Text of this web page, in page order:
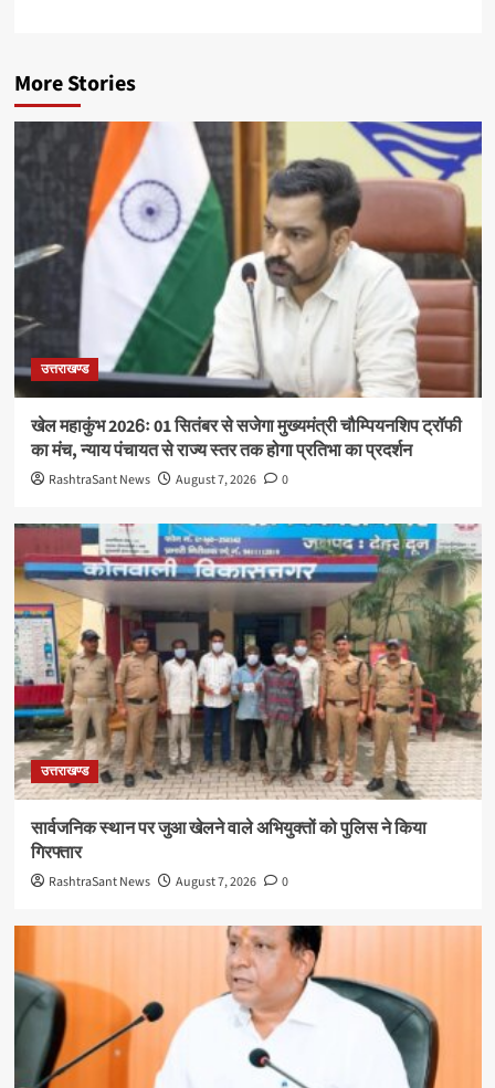
More Stories
उत्तराखण्ड
खेल महाकुंभ 2026ः 01 सितंबर से सजेगा मुख्यमंत्री चौम्पियनशिप ट्रॉफी
का मंच, न्याय पंचायत से राज्य स्तर तक होगा प्रतिभा का प्रदर्शन
RashtraSant News August 7, 2026 0
उत्तराखण्ड
सार्वजनिक स्थान पर जुआ खेलने वाले अभियुक्तों को पुलिस ने किया
गिरफ्तार
RashtraSant News August 7, 2026 0